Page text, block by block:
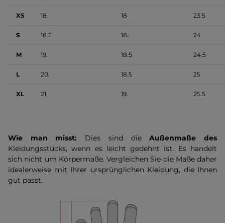
XS 18 18 23.5
S 18.5 18 24
M 19. 18.5 24.5
L 20. 18.5 25
XL 21 19. 25.5
Wie man misst: Dies sind dieAußenmaße des
Kleidungsstücks, wenn es leicht gedehnt ist. Es handelt
sich nicht um Körpermaße. Vergleichen Sie die Maße daher
idealerweise mit Ihrer ursprünglichen Kleidung, die Ihnen
gut passt.